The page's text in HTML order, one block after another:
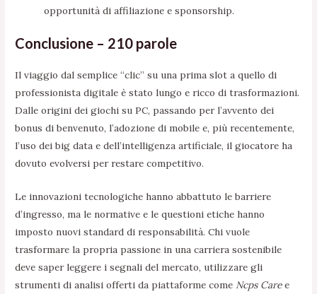
opportunità di affiliazione e sponsorship.
Conclusione – 210 parole
Il viaggio dal semplice “clic” su una prima slot a quello di
professionista digitale è stato lungo e ricco di trasformazioni.
Dalle origini dei giochi su PC, passando per l’avvento dei
bonus di benvenuto, l’adozione di mobile e, più recentemente,
l’uso dei big data e dell’intelligenza artificiale, il giocatore ha
dovuto evolversi per restare competitivo.
Le innovazioni tecnologiche hanno abbattuto le barriere
d’ingresso, ma le normative e le questioni etiche hanno
imposto nuovi standard di responsabilità. Chi vuole
trasformare la propria passione in una carriera sostenibile
deve saper leggere i segnali del mercato, utilizzare gli
strumenti di analisi offerti da piattaforme come Ncps Caree